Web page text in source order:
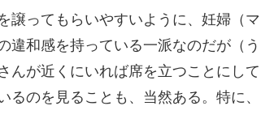
譲ってもらいやすいように、妊婦（マ
違和感を持っている一派なのだが（う
んが近くにいれば席を立つことにして
のを見ることも、当然ある。特に、